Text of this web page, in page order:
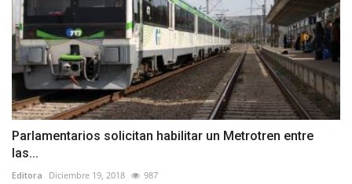
Parlamentarios solicitan habilitar un Metrotren entre
las...
Editora Diciembre 19, 2018 987